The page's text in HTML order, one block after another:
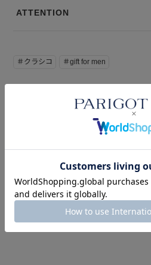
ATTENTION
＃クラシコ ＃gift for men
このアイテムを見た人はこの商